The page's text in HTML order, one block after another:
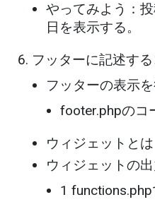
やってみよう：
日を表示する。
フッターに記述す
フッターの表示
footer.phpのコ
ウィジェットとは
ウィジェットの
1